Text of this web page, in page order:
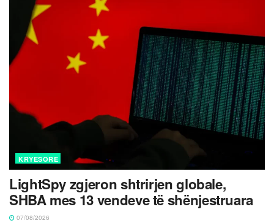
KRYESORE
LightSpy zgjeron shtrirjen globale,
SHBA mes 13 vendeve të shënjestruara
07/08/2026